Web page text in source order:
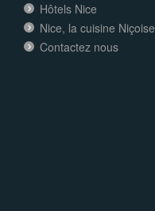
Hôtels Nice
Nice, la cuisine Niçoise
Contactez nous